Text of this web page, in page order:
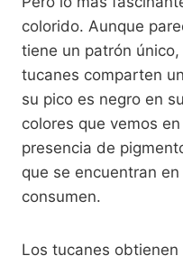
colorido. Aunque
tiene un patrón
tucanes comparten
su pico es negro en
colores que vemos
presencia de
que se encuentran
consumen.
Los tucanes